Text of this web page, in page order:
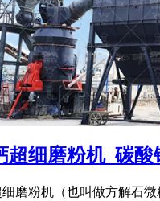
超细磨粉机_碳
磨粉机（也叫做方解石